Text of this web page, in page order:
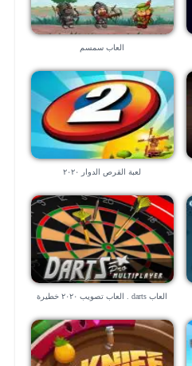
العاب سمسم
لعبة القرص الدوار ٢٠٢٠
العاب darts . العاب تصويب ٢٠٢٠ خطيرة